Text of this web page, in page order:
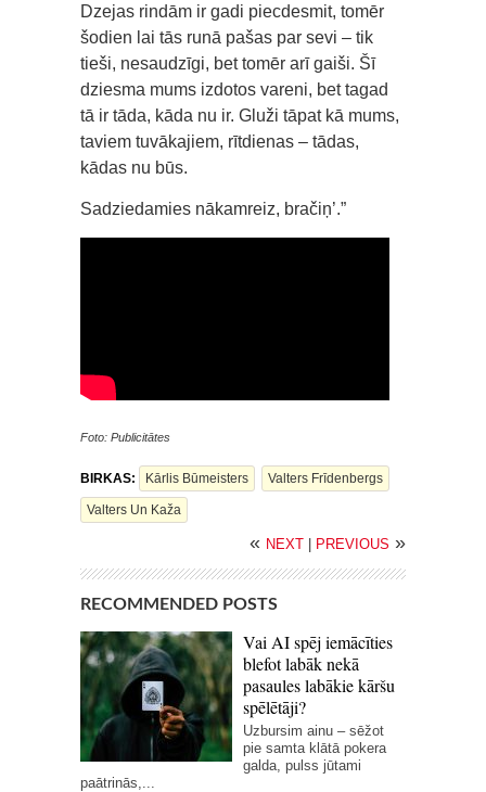
Dzejas rindām ir gadi piecdesmit, tomēr
šodien lai tās runā pašas par sevi – tik
tieši, nesaudzīgi, bet tomēr arī gaiši. Šī
dziesma mums izdotos vareni, bet tagad
tā ir tāda, kāda nu ir. Gluži tāpat kā mums,
taviem tuvākajiem, rītdienas – tādas,
kādas nu būs.
Sadziedamies nākamreiz, bračiņ’.”
Foto: Publicitātes
BIRKAS: Kārlis Būmeisters Valters Frīdenbergs
Valters Un Kaža
« NEXT | PREVIOUS »
RECOMMENDED POSTS
Vai AI spēj iemācīties
blefot labāk nekā
pasaules labākie kāršu
spēlētāji?
Uzbursim ainu – sēžot
pie samta klātā pokera
galda, pulss jūtami
paātrinās,...